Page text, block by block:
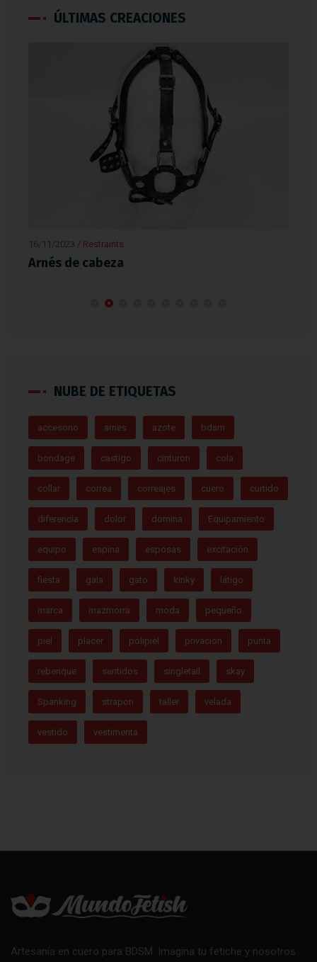
ÚLTIMAS CREACIONES
16/11/2023/Equipment
Barras de elevación
NUBE DE ETIQUETAS
accesorio arnes azote bdsm
bondage castigo cinturon cola
collar correa correajes cuero curtido
diferencia dolor domina Equipamiento
equipo espina esposas excitación
fiesta gala gato kinky látigo
marca mazmorra moda pequeño
piel placer polipiel privacion punta
rebenque sentidos singletail skay
Spanking strapon taller velada
vestido vestimenta
Artesanía en cuero para BDSM. Imagina tu fetiche y nosotros